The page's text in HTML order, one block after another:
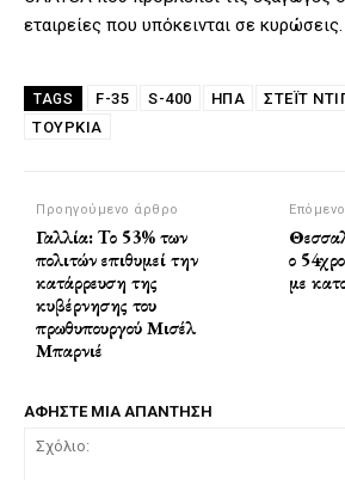
εταιρείες που υπόκεινται σε κυρώσεις.
TAGS F-35 S-400 ΗΠΑ
ΣΤΈΙΤ
ΤΟΥΡΚΙΑ
Προηγούμενο άρθρο
Γαλλία: Tο 53% των
πολιτών επιθυμεί την
κατάρρευση της
κυβέρνησης του
πρωθυπουργού Μισέλ
Μπαρνιέ
ο
με
ΑΦΗΣΤΕ ΜΙΑ ΑΠΑΝΤΗΣΗ